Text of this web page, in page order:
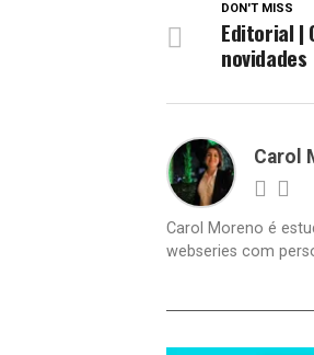
DON'T MISS
Editorial |
novidades
Carol
Carol Moreno é
webseries com